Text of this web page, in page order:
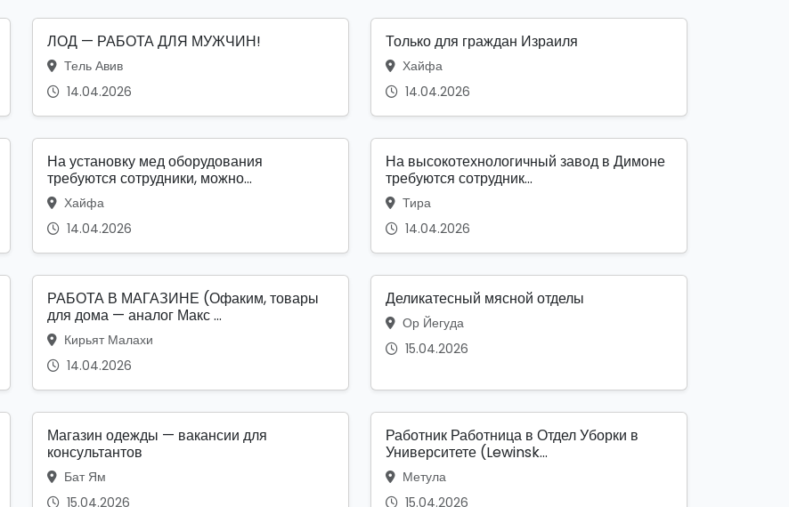
ЛОД — РАБОТА ДЛЯ МУЖЧИН!
Тель Авив
14.04.2026
Только для граждан Израиля
Хайфа
14.04.2026
На установку мед оборудования
требуются сотрудники, можно...
Хайфа
14.04.2026
На высокотехнологичный завод в Димоне
требуются сотрудник...
Тира
14.04.2026
РАБОТА В МАГАЗИНЕ (Офаким, товары
для дома — аналог Макс ...
Кирьят Малахи
14.04.2026
Деликатесный мясной отделы
Ор Йегуда
15.04.2026
Магазин одежды — вакансии для
консультантов
Бат Ям
15.04.2026
Работник Работница в Отдел Уборки в
Университете (Lewinsk...
Метула
15.04.2026